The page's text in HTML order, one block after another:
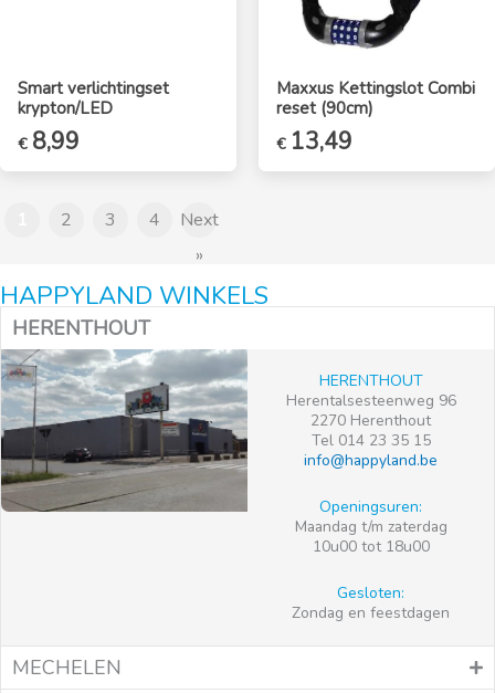
Smart verlichtingset
krypton/LED
€ 8,99
Maxxus Kettingslot Combi
reset (90cm)
€ 13,49
2 3 4
Next
»
HAPPYLAND WINKELS
HERENTHOUT
HERENTHOUT
Herentalsesteenweg 96
2270 Herenthout
Tel 014 23 35 15
info@happyland.be
Openingsuren:
Maandag t/m zaterdag
10u00 tot 18u00
Gesloten:
Zondag en feestdagen
MECHELEN